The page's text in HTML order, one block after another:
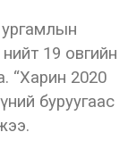
19 овгийн
“Харин 2020
буруугаас